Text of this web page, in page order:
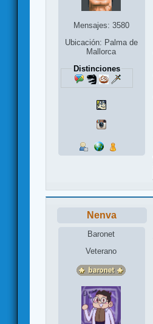
Mensajes: 3580
Ubicación: Palma de
Mallorca
Distinciones
Nenva
Baronet
Veterano